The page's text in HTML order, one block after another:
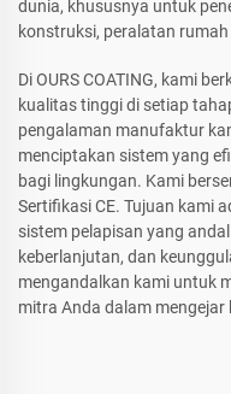
dunia, khususnya untuk
konstruksi, peralatan
Di OURS COATING, kami
kualitas tinggi di setiap
pengalaman manufaktur
menciptakan sistem yang
bagi lingkungan. Kami
Sertifikasi CE. Tujuan kami
sistem pelapisan yang
keberlanjutan, dan
mengandalkan kami untuk
mitra Anda dalam